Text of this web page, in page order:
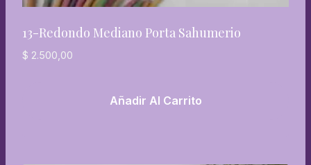
13-Redondo Mediano Porta Sahumerio
$ 2.500,00
Añadir Al Carrito